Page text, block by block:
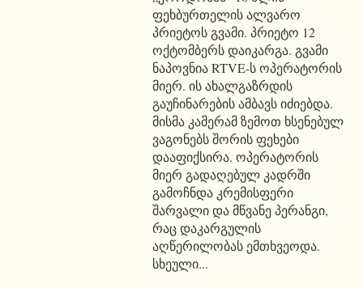
ფეხბურთელის ალვარო
პრიეტოს გვამი. პრიეტო 12
ოქტომბერს დაიკარგა. გვამი
ნაპოვნია RTVE-ს ოპერატორის
მიერ. ის ახალგაზრდის
გაუჩინარების ამბავს იძიებდა.
მისმა კამერამ ზემოთ ხსენებულ
ვაგონებს შორის ფეხები
დააფიქსირა. ოპერატორის
მიერ გადაღებულ კადრში
გამოჩნდა კრემისფერი
შარვალი და მწვანე პერანგი,
რაც დაკარგულის
აღწერილობას ემთხვეოდა.
სხეული...